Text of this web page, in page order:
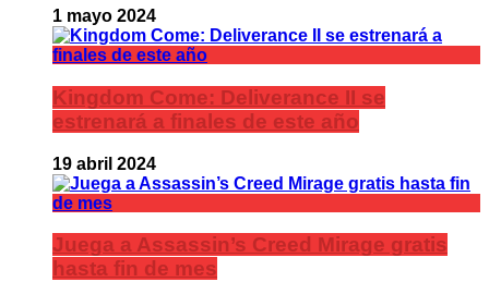
1 mayo 2024
Kingdom Come: Deliverance II se
estrenará a finales de este año
19 abril 2024
Juega a Assassin’s Creed Mirage gratis
hasta fin de mes